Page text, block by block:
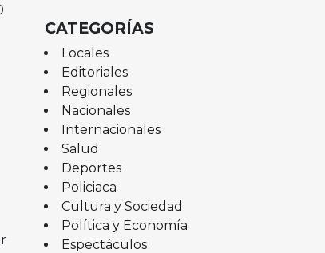
CATEGORÍAS
Locales
Editoriales
Regionales
Nacionales
Internacionales
Salud
Deportes
Policiaca
Cultura y Sociedad
Política y Economía
Espectáculos